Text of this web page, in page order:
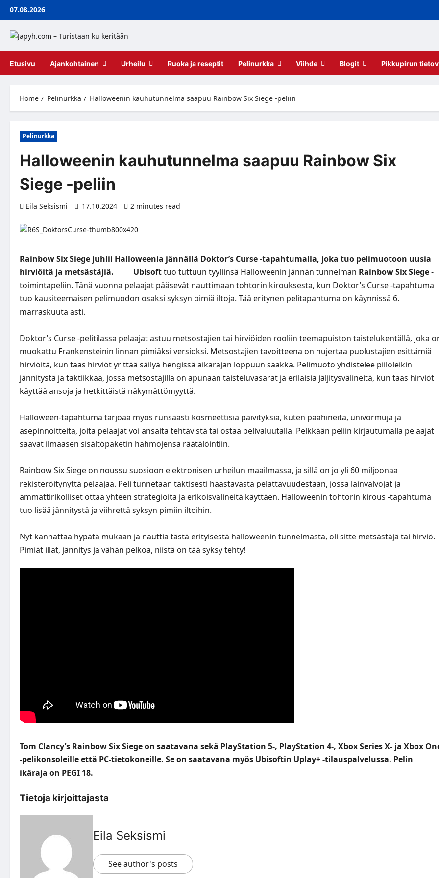
Skip07.08.2026
Etusivu Ajankohtainen Urheilu Ruoka ja reseptit Pelinurkka Viihde Blogit Pikkupirun
Home Pelinurkka Halloweenin kauhutunnelma saapuu Rainbow Six Siege -peliin
Pelinurkka
Halloweenin kauhutunnelma saapuu Rainbow Six
Siege -peliin
Eila Seksismi 17.10.2024 2 minutes read
Rainbow Six Siege juhlii Halloweenia jännällä Doktor’s Curse -tapahtumalla, joka tuo pelimuotoon uusia
hirviöitä ja metsästäjiä.
Ubisofttuo tuttuun tyyliinsä Halloweenin jännän tunnelman Rainbow Six Siege-
toimintapeliin. Tänä vuonna pelaajat pääsevät nauttimaan tohtorin kirouksesta, kun Doktor’s Curse -tapahtuma
tuo kausiteemaisen pelimuodon osaksi syksyn pimiä iltoja. Tää eritynen pelitapahtuma on käynnissä 6.
marraskuuta asti.
Doktor’s Curse -pelitilassa pelaajat astuu metsostajien tai hirviöiden rooliin teemapuiston taistelukentällä, joka
muokattu Frankensteinin linnan pimiäksi versioksi. Metsostajien tavoitteena on nujertaa puolustajien esittämiä
hirviöitä, kun taas hirviöt yrittää säilyä hengissä aikarajan loppuun saakka. Pelimuoto yhdistelee piiloleikin
jännitystä ja taktiikkaa, jossa metsostajilla on apunaan taisteluvasarat ja erilaisia jäljitysvälineitä, kun taas hirviöt
käyttää ansoja ja hetkittäistä näkymättömyyttä.
Halloween-tapahtuma tarjoaa myös runsaasti kosmeettisia päivityksiä, kuten päähineitä, univormuja ja
asepinnoitteita, joita pelaajat voi ansaita tehtävistä tai ostaa pelivaluutalla. Pelkkään peliin kirjautumalla pelaajat
saavat ilmaasen sisältöpaketin hahmojensa räätälöintiin.
Rainbow Six Siege on noussu suosioon elektronisen urheilun maailmassa, ja sillä on jo yli 60 miljoonaa
rekisteröitynyttä pelaajaa. Peli tunnetaan taktisesti haastavasta pelattavuudestaan, jossa lainvalvojat ja
ammattirikolliset ottaa yhteen strategioita ja erikoisvälineitä käyttäen. Halloweenin tohtorin kirous -tapahtuma
tuo lisää jännitystä ja viihrettä syksyn pimiin iltoihin.
Nyt kannattaa hypätä mukaan ja nauttia tästä erityisestä halloweenin tunnelmasta, oli sitte metsästäjä tai hirviö.
Pimiät illat, jännitys ja vähän pelkoa, niistä on tää syksy tehty!
Tom Clancy’s Rainbow Six Siege on saatavana sekä PlayStation 5-, PlayStation 4-, Xbox Series X- ja Xbox
-pelikonsoleille että PC-tietokoneille. Se on saatavana myös Ubisoftin Uplay+ -tilauspalvelussa. Pelin
ikäraja on PEGI 18.
Tietoja kirjoittajasta
Eila Seksismi
See author's posts